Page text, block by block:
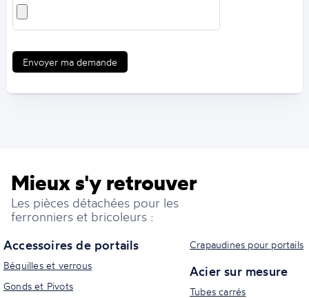
Envoyer ma demande
Mieux s'y retrouver
Les pièces détachées pour les
ferronniers et bricoleurs :
Accessoires de portails
Béquilles et verrous
Gonds et Pivots
Crapaudines pour portails
Acier sur mesure
Tubes carrés